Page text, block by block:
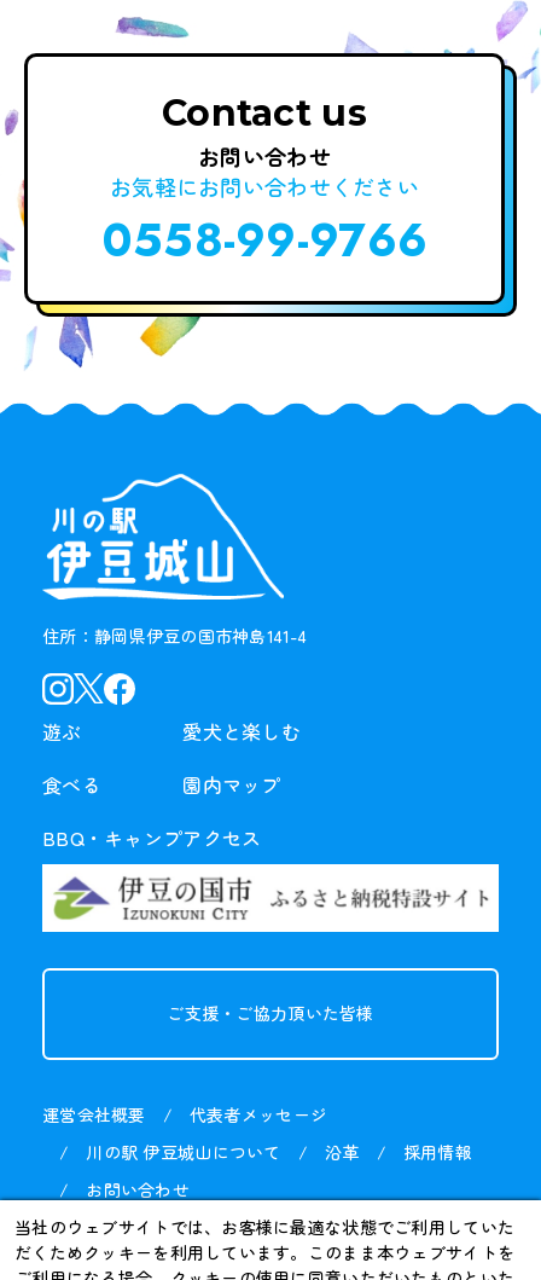
Contact us
お問い合わせ
お気軽にお問い合わせください
0558-99-9766
住所：静岡県伊豆の国市神島141-4
遊ぶ
食べる
BBQ・ キャンプ
愛犬と楽しむ
園内マップ
アクセス
ご支援・ご協力頂いた皆様
運営会社概要
代表者メッセージ
川の駅 伊豆城山について
沿革
採用情報
お問い合わせ
当社のウェブサイトでは、お客様に最適な状態でご利用していた
だくためクッキーを利用しています。このまま本ウェブサイトを